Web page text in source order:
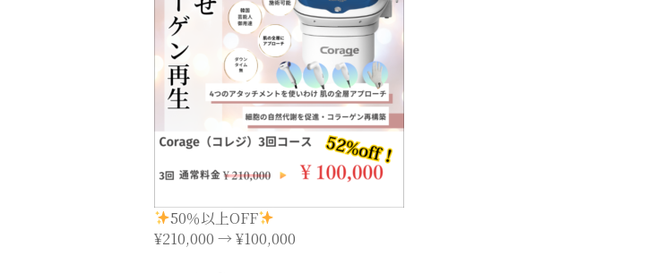
50％以上OFF
¥210,000 → ¥100,000